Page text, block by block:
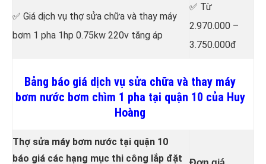
✅ Giá dịch vụ thợ sửa chữa và thay máy
bơm 1 pha 1hp 0.75kw 220v tăng áp
✅ Từ
2.970.000 –
3.750.000đ
Bảng báo giá dịch vụ sửa chữa và thay máy
bơm nước bơm chìm 1 pha tại quận 10 của Huy
Hoàng
Thợ sửa máy bơm nước tại quận 10
báo giá các hạng mục thi công lắp đặt